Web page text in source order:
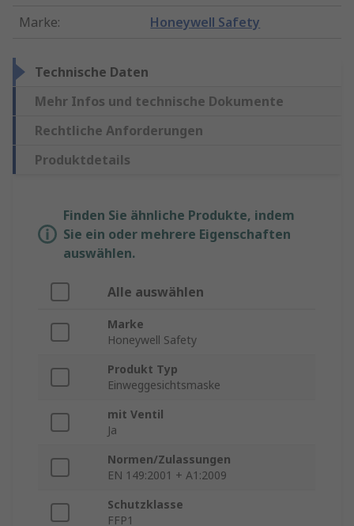
Marke: Honeywell Safety
Technische Daten
Mehr Infos und technische Dokumente
Rechtliche Anforderungen
Produktdetails
Finden Sie ähnliche Produkte, indem
Sie ein oder mehrere Eigenschaften
auswählen.
Alle auswählen
Marke
Honeywell Safety
Produkt Typ
Einweggesichtsmaske
mit Ventil
Ja
Normen/Zulassungen
EN 149:2001 + A1:2009
Schutzklasse
FFP1